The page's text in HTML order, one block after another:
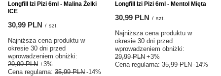
Longfill Izi Pizi 6ml - Malina Żelki
ICE
30,99 PLN / szt.
Najniższa cena produktu w
okresie 30 dni przed
wprowadzeniem obniżki:
29,99 PLN +3%
Cena regularna: 35,99 PLN -14%
Longfill Izi Pizi 6ml - Mentol Mięta
30,99 PLN / szt.
Najniższa cena produktu w
okresie 30 dni przed
wprowadzeniem obniżki:
29,99 PLN +3%
Cena regularna: 35,99 PLN -14%